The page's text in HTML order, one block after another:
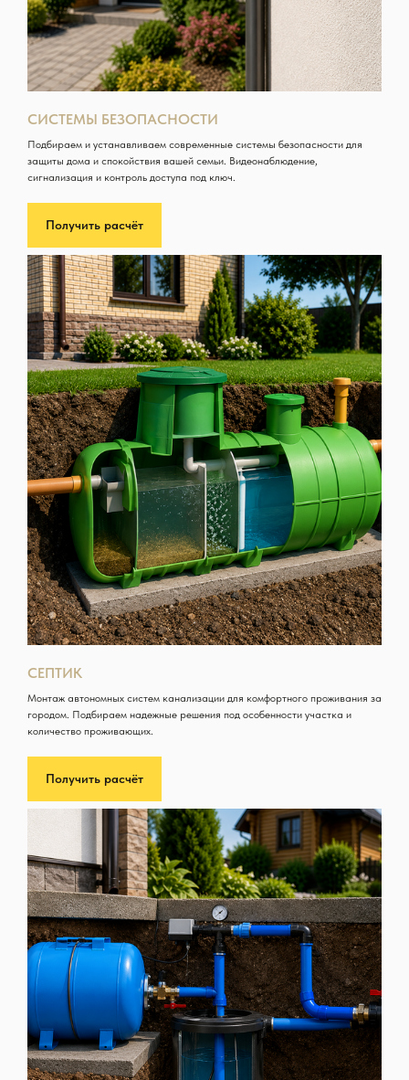
СИСТЕМЫ БЕЗОПАСНОСТИ
Подбираем и устанавливаем современные системы безопасности для
защиты дома и спокойствия вашей семьи. Видеонаблюдение,
сигнализация и контроль доступа под ключ.
Получить расчёт
СЕПТИК
Монтаж автономных систем канализации для комфортного проживания за
городом. Подбираем надежные решения под особенности участка и
количество проживающих.
Получить расчёт